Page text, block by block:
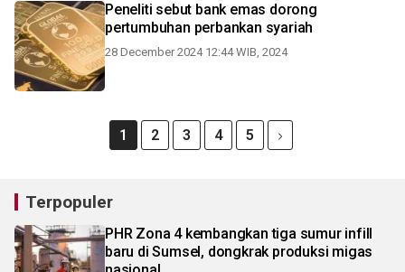
Peneliti sebut bank emas dorong
pertumbuhan perbankan syariah
28 December 2024 12:44 WIB, 2024
1 2 3 4 5
Terpopuler
PHR Zona 4 kembangkan tiga sumur infill
baru di Sumsel, dongkrak produksi migas